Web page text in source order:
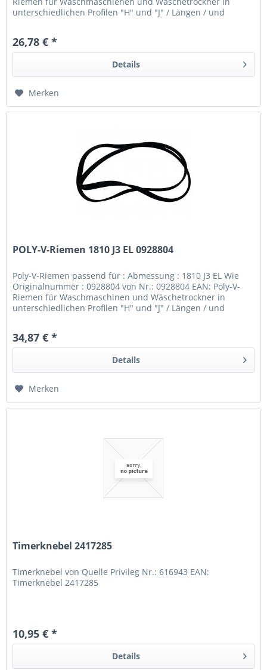
unterschiedlichen Profilen "H" und "J" / Längen / und
26,78 € *
Details
Merken
POLY-V-Riemen 1810 J3 EL 0928804
Poly-V-Riemen passend für : Abmessung : 1810 J3 EL Wie
Originalnummer : 0928804 von Nr.: 0928804 EAN: Poly-V-
Riemen für Waschmaschinen und Wäschetrockner in
unterschiedlichen Profilen "H" und "J" / Längen / und
34,87 € *
Details
Merken
Timerknebel 2417285
Timerknebel von Quelle Privileg Nr.: 616943 EAN:
Timerknebel 2417285
10,95 € *
Details